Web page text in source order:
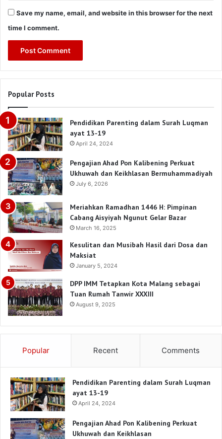
Save my name, email, and website in this browser for the next
time I comment.
Popular Posts
Pendidikan Parenting dalam Surah Luqman
ayat 13-19
April 24, 2024
Pengajian Ahad Pon Kalibening Perkuat
Ukhuwah dan Keikhlasan Bermuhammadiyah
July 6, 2026
Meriahkan Ramadhan 1446 H: Pimpinan
Cabang Aisyiyah Ngunut Gelar Bazar
March 16, 2025
Kesulitan dan Musibah Hasil dari Dosa dan
Maksiat
January 5, 2024
DPP IMM Tetapkan Kota Malang sebagai
Tuan Rumah Tanwir XXXIII
August 9, 2025
Popular Recent Comments
Pendidikan Parenting dalam Surah Luqman
ayat 13-19
April 24, 2024
Pengajian Ahad Pon Kalibening Perkuat
Ukhuwah dan Keikhlasan